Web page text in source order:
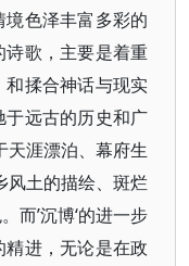
色泽丰富多彩的
歌，主要是着重
揉合神话与现实
远古的历史和广
天涯漂泊、幕府生
风土的描绘、斑烂
而’沉博‘的进一步
进，无论是在政